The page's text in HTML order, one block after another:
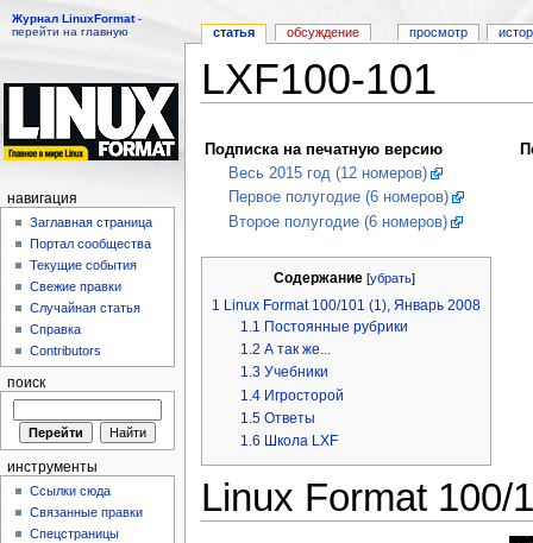
Журнал LinuxFormat-
перейти на главную
LXF100-101
Подписка на печатную версию
Весь 2015 год (12 номеров)
Первое полугодие (6 номеров)
Второе полугодие (6 номеров)
Содержание[убрать]
1 Linux Format 100/101 (1), Январь 2008
1.1 Постоянные рубрики
1.2 А так же...
1.3 Учебники
1.4 Игросторой
1.5 Ответы
1.6 Школа LXF
Linux Format 100/
статья обсуждение просмотр
навигация
Заглавная страница
Портал сообщества
Текущие события
Свежие правки
Случайная статья
Справка
Contributors
поиск
инструменты
Ссылки сюда
Связанные правки
Спецстраницы